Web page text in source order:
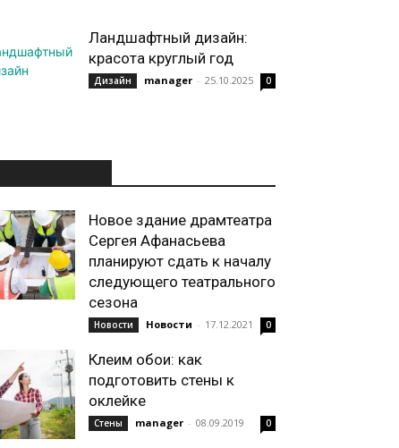
Ландшафтный дизайн:
красота круглый год
Дизайн manager - 25.10.2025 0
Новое здание драмтеатра
Сергея Афанасьева
планируют сдать к началу
следующего театрального
сезона
Новости Новости - 17.12.2021 0
Клеим обои: как
подготовить стены к
оклейке
Стены manager - 08.09.2019 0